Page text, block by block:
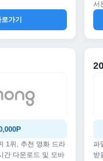
가기
서
1위, 추천 영화 드라
간 다운로드 및 모바
파
받